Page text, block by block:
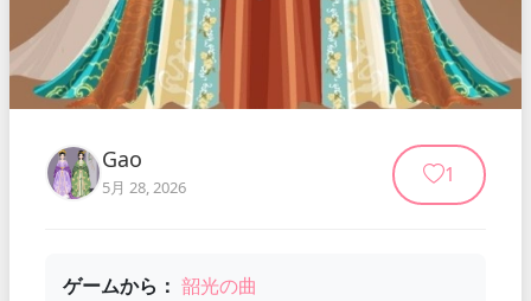
Gao
5月 28, 2026 1
ゲームから： 韶光の曲